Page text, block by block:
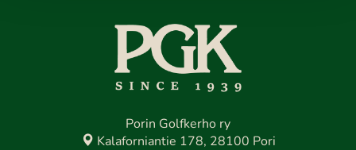
Porin Golfkerho ry
Kalaforniantie 178, 28100 Pori